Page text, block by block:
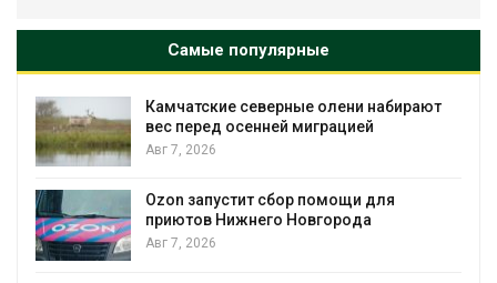
Самые популярные
Камчатские северные олени набирают
вес перед осенней миграцией
Авг 7, 2026
Ozon запустит сбор помощи для
приютов Нижнего Новгорода
Авг 7, 2026